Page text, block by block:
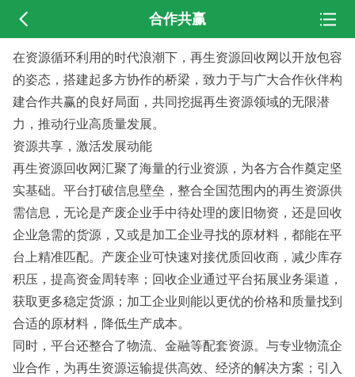
合作共赢
在资源循环利用的时代浪潮下，再生资源回收网以开放包容
的姿态，搭建起多方协作的桥梁，致力于与广大合作伙伴构
建合作共赢的良好局面，共同挖掘再生资源领域的无限潜
力，推动行业高质量发展。
资源共享，激活发展动能
再生资源回收网汇聚了海量的行业资源，为各方合作奠定坚
实基础。平台打破信息壁垒，整合全国范围内的再生资源供
需信息，无论是产废企业手中待处理的废旧物资，还是回收
企业急需的货源，又或是加工企业寻找的原材料，都能在平
台上精准匹配。产废企业可快速对接优质回收商，减少库存
积压，提高资金周转率；回收企业通过平台拓展业务渠道，
获取更多稳定货源；加工企业则能以更优的价格和质量找到
合适的原材料，降低生产成本。
同时，平台还整合了物流、金融等配套资源。与专业物流企
业合作，为再生资源运输提供高效、经济的解决方案；引入